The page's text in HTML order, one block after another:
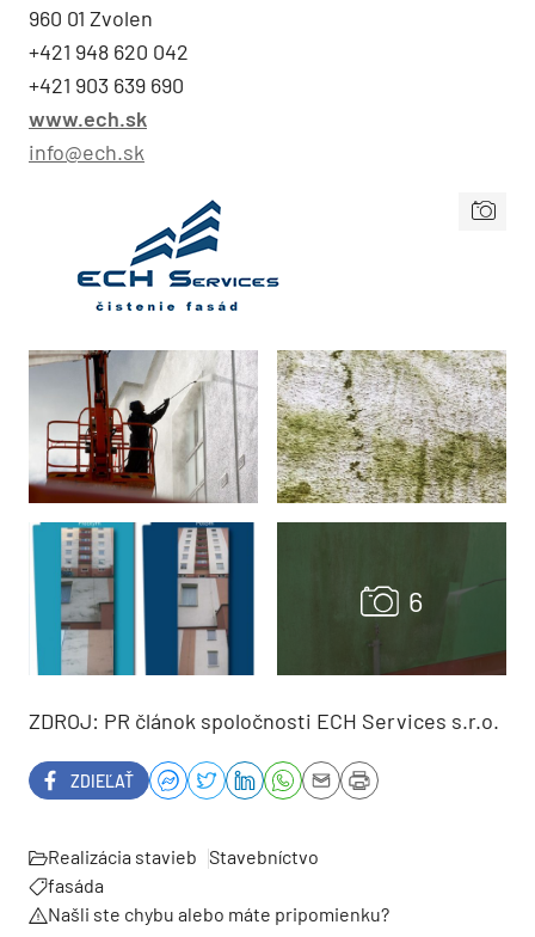
960 01 Zvolen
+421 948 620 042
+421 903 639 690
www.ech.sk
info@ech.sk
ZDROJ: PR článok spoločnosti ECH Services s.r.o.
ZDIEĽAŤ
Realizácia stavieb Stavebníctvo
fasáda
Našli ste chybu alebo máte pripomienku?